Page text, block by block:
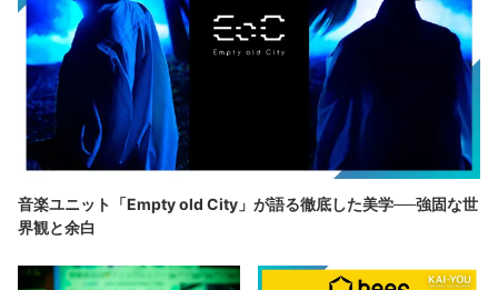
音楽ユニット「Empty old City」が語る徹底した美学──強固な世
界観と余白